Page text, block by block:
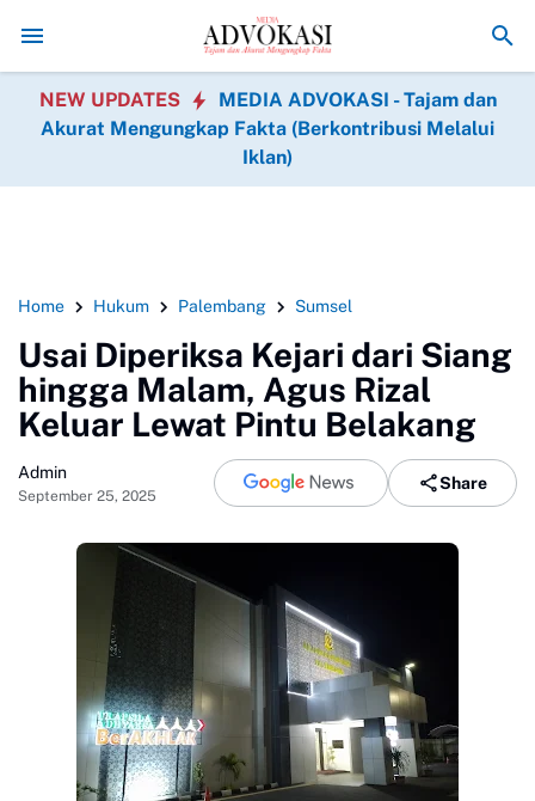
Jembatan Gantung di Desa Mangang Pengerjaan Jembatan
NEW UPDATES
MEDIA ADVOKASI - Tajam dan
Akurat Mengungkap Fakta (Berkontribusi Melalui
Iklan)
Home Hukum Palembang Sumsel
Usai Diperiksa Kejari dari Siang
hingga Malam, Agus Rizal
Keluar Lewat Pintu Belakang
Admin
September 25, 2025
Share